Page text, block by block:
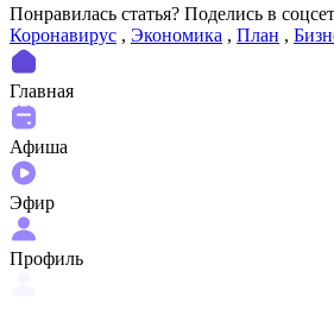
Понравилась статья? Поделиcь в
Коронавирус , Экономика , План ,
Главная
Афиша
Эфир
Профиль